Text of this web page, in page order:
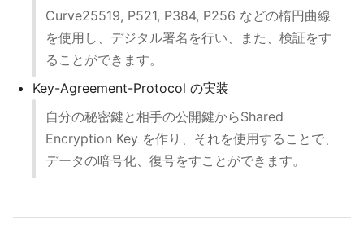
Curve25519, P521, P384, P256 などの楕円曲線
を使用し、デジタル署名を行い、また、検証をす
ることができます。
Key-Agreement-Protocol の実装
自分の秘密鍵と相手の公開鍵からShared
Encryption Key を作り、それを使用することで、
データの暗号化、復号をすことができます。